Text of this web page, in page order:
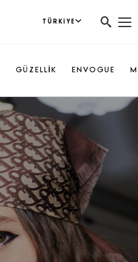
TÜRKIYE
GÜZELLİK ENVOGUE